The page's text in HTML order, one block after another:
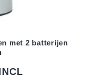
met 2 batterijen